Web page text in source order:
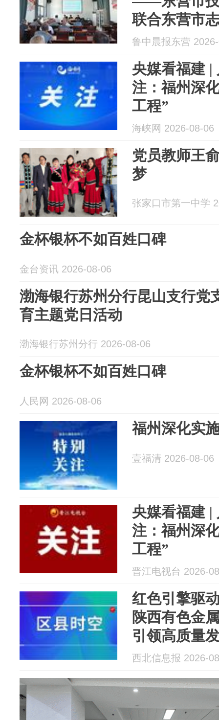
联合东营市
王署埠村开
务活动
鲁中晨报东营
央媒看福建 |
注：福州深
工程”
海峡网 2026-08-06
党员教师王
梦
张家口市第一中学
金杯银杯不如百姓口碑
金台资讯 2026-08-06
渤海银行苏州分行昆山支行党
育主题党日活动
渤海银行苏州分行 2026-08-06
金杯银杯不如百姓口碑
人民网 2026-08-06
福州深化实
壹福清 2026-08-06
央媒看福建 |
注：福州深
工程”
晋江电视台 2026-
红色引擎驱
陕西有色金
引领高质量
西北信息报 2026-